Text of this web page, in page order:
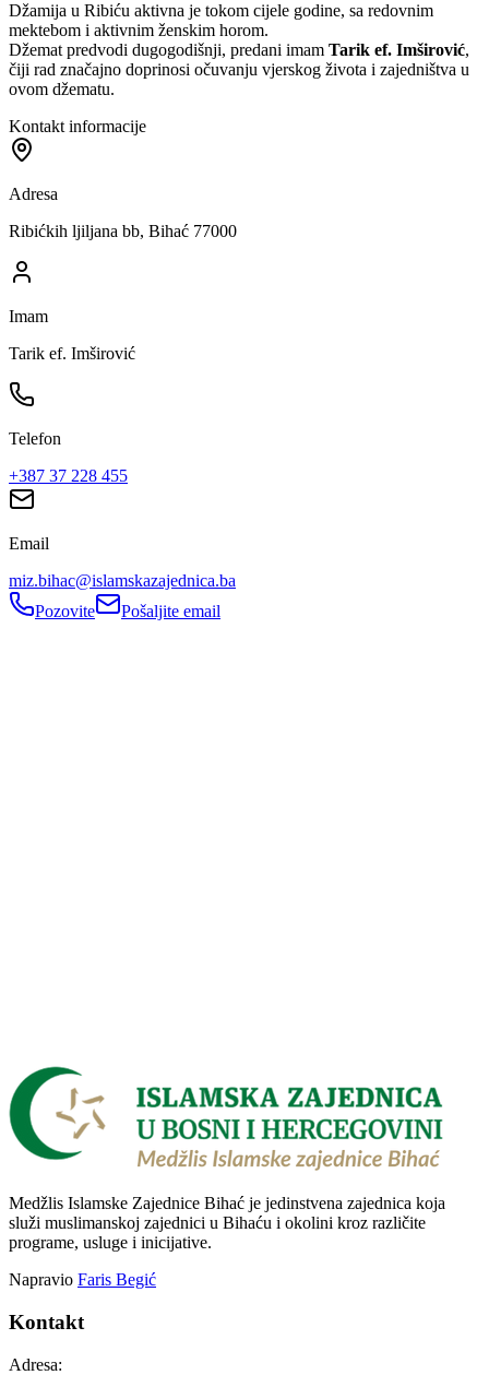
Džamija u Ribiću aktivna je tokom cijele godine, sa redovnim
mektebom i aktivnim ženskim horom.
Džemat predvodi dugogodišnji, predani imam Tarik ef. Imširović,
čiji rad značajno doprinosi očuvanju vjerskog života i zajedništva u
ovom džematu.
Kontakt informacije
Adresa
Ribićkih ljiljana bb, Bihać 77000
Imam
Tarik ef. Imširović
Telefon
+387 37 228 455
Email
miz.bihac@islamskazajednica.ba
Pozovite
Pošaljite email
Medžlis Islamske Zajednice Bihać je jedinstvena zajednica koja
služi muslimanskoj zajednici u Bihaću i okolini kroz različite
programe, usluge i inicijative.
Napravio Faris Begić
Kontakt
Adresa: